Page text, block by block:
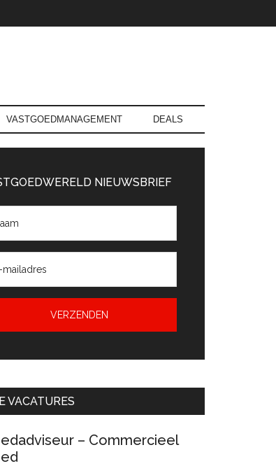
VASTGOEDMANAGEMENT DEALS
NIEUWSBRIEF
VACATURES
– Commercieel